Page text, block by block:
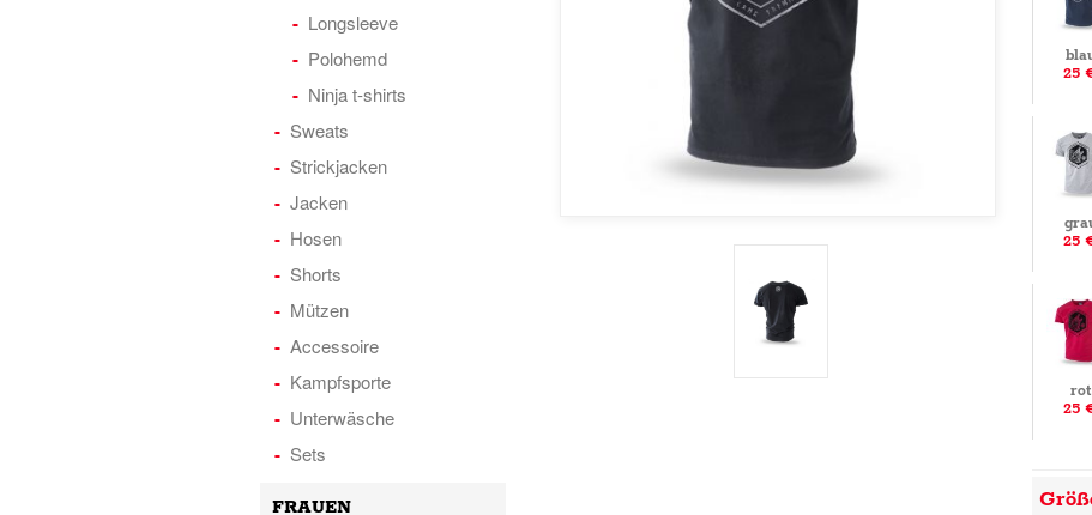
25
25
rot
25
Longsleeve
Polohemd
Ninja t-shirts
Sweats
Strickjacken
Jacken
Hosen
Shorts
Mützen
Accessoire
Kampfsporte
Unterwäsche
Sets
FRAUEN